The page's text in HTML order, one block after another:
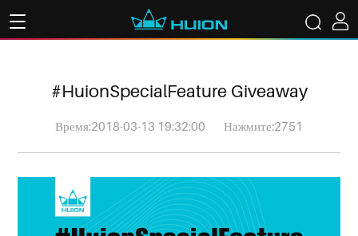
#HuionSpecialFeature Giveaway
Время:2018-03-13 19:32:00 Нажмите:2751